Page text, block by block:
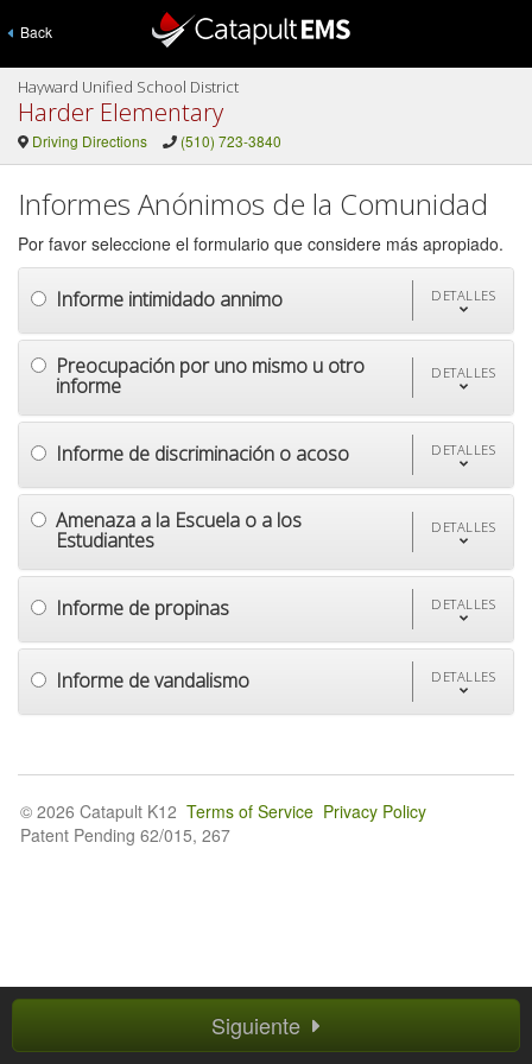
Back
Hayward Unified School District
Harder Elementary
Driving Directions (510) 723-3840
Informes Anónimos de la Comunidad
Por favor seleccione el formulario que considere más apropiado.
Informe intimidado annimo DETALLES
Preocupación por uno mismo u otro
informe
DETALLES
Informe de discriminación o acoso DETALLES
Amenaza a la Escuela o a los
Estudiantes
DETALLES
Informe de propinas DETALLES
Informe de vandalismo DETALLES
Siguiente
© 2026 Catapult K12 Terms of Service Privacy Policy
Patent Pending 62/015, 267